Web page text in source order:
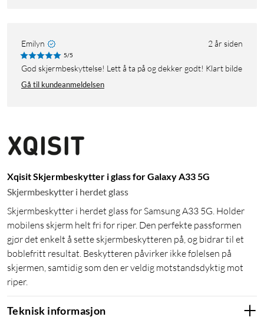
Emilyn 2 år siden
5/5
God skjermbeskyttelse! Lett å ta på og dekker godt! Klart bilde
Gå til kundeanmeldelsen
Xqisit Skjermbeskytter i glass for Galaxy A33 5G
Skjermbeskytter i herdet glass
Skjermbeskytter i herdet glass for Samsung A33 5G. Holder
mobilens skjerm helt fri for riper. Den perfekte passformen
gjør det enkelt å sette skjermbeskytteren på, og bidrar til et
boblefritt resultat. Beskytteren påvirker ikke følelsen på
skjermen, samtidig som den er veldig motstandsdyktig mot
riper.
Teknisk informasjon